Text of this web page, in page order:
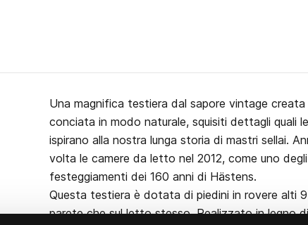
Una magnifica testiera dal sapore vintage
conciata in modo naturale, squisiti dettagli quali
ispirano alla nostra lunga storia di mastri sellai.
volta le camere da letto nel 2012, come uno
festeggiamenti dei 160 anni di Hästens.
Questa testiera è dotata di piedini in rovere alti
parete che sul letto stesso. Realizzato in legno